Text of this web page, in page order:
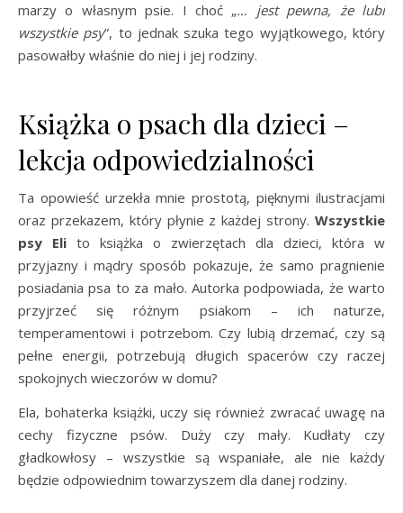
marzy o własnym psie. I choć „… jest pewna, że lubi
wszystkie psy”, to jednak szuka tego wyjątkowego, który
pasowałby właśnie do niej i jej rodziny.
Książka o psach dla dzieci –
lekcja odpowiedzialności
Ta opowieść urzekła mnie prostotą, pięknymi ilustracjami
oraz przekazem, który płynie z każdej strony. Wszystkie
psy Eli to książka o zwierzętach dla dzieci, która w
przyjazny i mądry sposób pokazuje, że samo pragnienie
posiadania psa to za mało. Autorka podpowiada, że warto
przyjrzeć się różnym psiakom – ich naturze,
temperamentowi i potrzebom. Czy lubią drzemać, czy są
pełne energii, potrzebują długich spacerów czy raczej
spokojnych wieczorów w domu?
Ela, bohaterka książki, uczy się również zwracać uwagę na
cechy fizyczne psów. Duży czy mały. Kudłaty czy
gładkowłosy – wszystkie są wspaniałe, ale nie każdy
będzie odpowiednim towarzyszem dla danej rodziny.